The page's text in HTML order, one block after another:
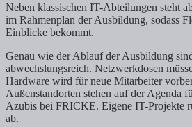
Neben klassischen IT-Abteilungen steht
im Rahmenplan der Ausbildung, sodass
Einblicke bekommt.
Genau wie der Ablauf der Ausbildung
abwechslungsreich. Netzwerkdosen
Hardware wird für neue Mitarbeiter
Außenstandorten stehen auf der Agenda
Azubis bei FRICKE. Eigene IT-Projekte
ab.